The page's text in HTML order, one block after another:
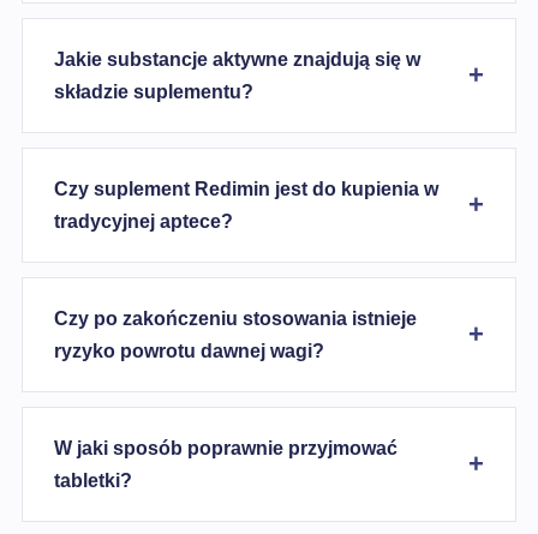
Jakie substancje aktywne znajdują się w
składzie suplementu?
Czy suplement Redimin jest do kupienia w
tradycyjnej aptece?
Czy po zakończeniu stosowania istnieje
ryzyko powrotu dawnej wagi?
W jaki sposób poprawnie przyjmować
tabletki?